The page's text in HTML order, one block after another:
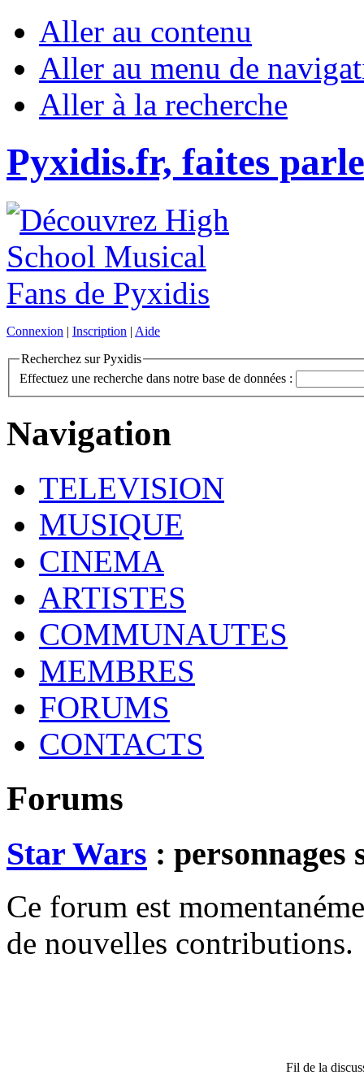
Aller au contenu
Aller au menu de
Aller à la recherche
Pyxidis.fr, faites
Connexion | Inscription | Aide
Recherchez sur Pyxidis
Effectuez une recherche dans notre base de données :
Navigation
TELEVISION
MUSIQUE
CINEMA
ARTISTES
COMMUNAUTES
MEMBRES
FORUMS
CONTACTS
Forums
Star Wars : personnages
Ce forum est
de nouvelles contributions.
Fil de la